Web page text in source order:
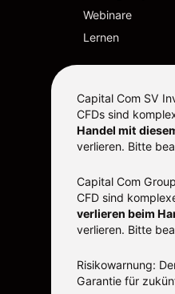
Webinare
Lernen
Capital Com SV
CFDs sind
Handel mit
verlieren. Bitte
Capital Com
CFD sind
verlieren beim
verlieren. Bitte
Risikowarnung:
Garantie für